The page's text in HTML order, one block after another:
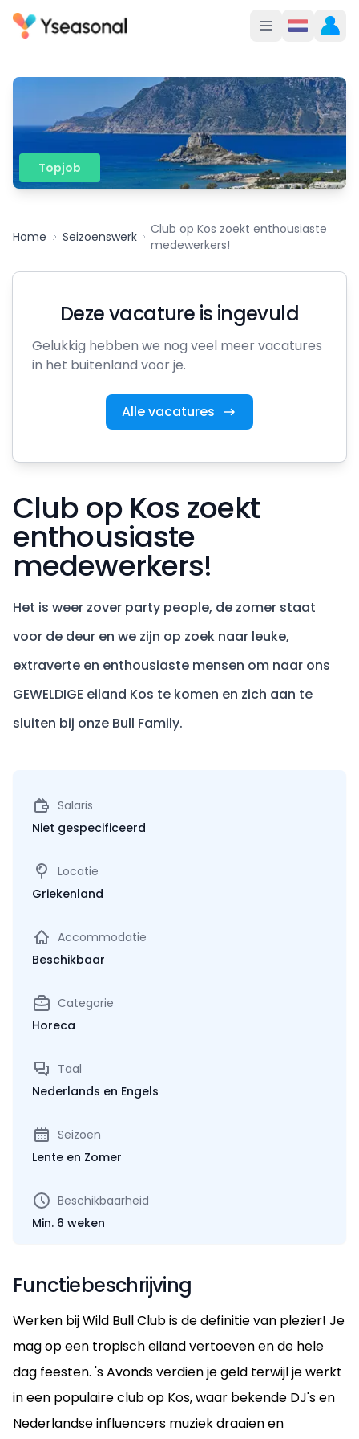
Topjob
Home Seizoenswerk
Club op Kos zoekt enthousiaste
medewerkers!
Deze vacature is ingevuld
Gelukkig hebben we nog veel meer vacatures
in het buitenland voor je.
Alle vacatures
Club op Kos zoekt
enthousiaste
medewerkers!
Het is weer zover party people, de zomer staat
voor de deur en we zijn op zoek naar leuke,
extraverte en enthousiaste mensen om naar ons
GEWELDIGE eiland Kos te komen en zich aan te
sluiten bij onze Bull Family.
Salaris
Niet gespecificeerd
Locatie
Griekenland
Accommodatie
Beschikbaar
Categorie
Horeca
Taal
Nederlands en Engels
Seizoen
Lente en Zomer
Beschikbaarheid
Min. 6 weken
Functiebeschrijving
Werken bij Wild Bull Club is de definitie van plezier! Je
mag op een tropisch eiland vertoeven en de hele
dag feesten. 's Avonds verdien je geld terwijl je werkt
in een populaire club op Kos, waar bekende DJ's en
Nederlandse influencers muziek draaien en